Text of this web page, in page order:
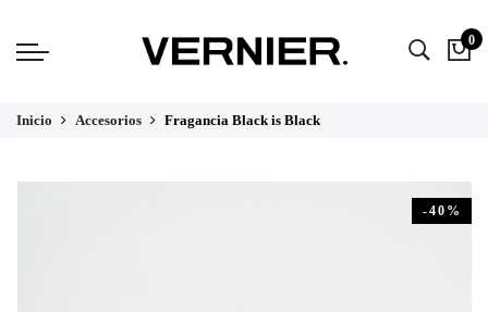
0
Inicio Accesorios Fragancia Black is Black
-40%